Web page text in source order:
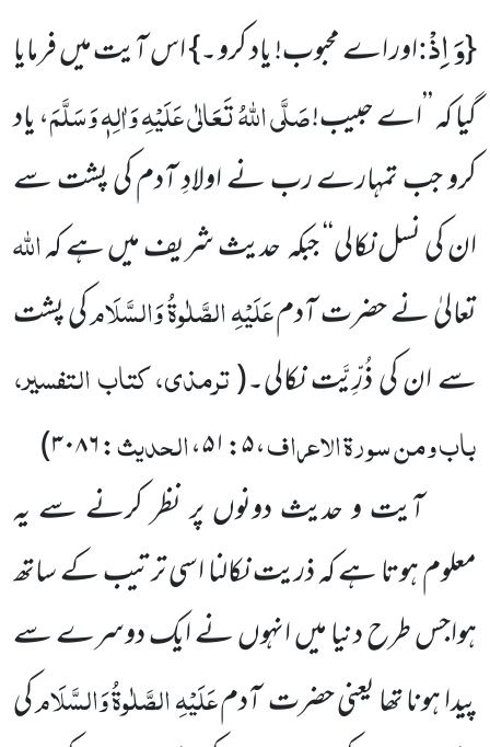
{وَ اِذْ:اور اے محبوب! یاد کرو ۔} اس آیت میں فرمایا
گیا کہ ’’اے حبیب!صَلَّی اللہُ تَعَالٰی عَلَیْہِ وَاٰلِہٖ وَسَلَّمَ، یاد
کرو جب تمہارے رب نے اولادِ آدم کی پشت سے
ان کی نسل نکالی‘‘ جبکہ حدیث شریف میں ہے کہاللہ
تعالیٰ نے حضرت آدمعَلَیْہِ الصَّلٰوۃُ وَالسَّلَامکی پشت
سے ان کی ذُرِّیَّت نکالی۔(ترمذی، کتاب التفسیر،
باب ومن سورۃ الاعراف،۵۱:۵،الحدیث:۳۰۸۶)
آیت و حدیث دونوں پر نظر کرنے سے یہ
معلوم ہوتا ہے کہ ذریت نکالنا اسی ترتیب کے ساتھ
ہواجس طرح دنیا میں انہوں نے ایک دوسرے سے
پیدا ہونا تھا یعنی حضرت آدمعَلَیْہِ الصَّلٰوۃُ وَالسَّلَامکی